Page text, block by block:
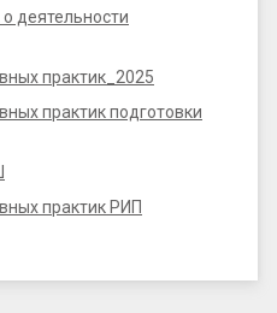
деятельности
практик_2025
практик подготовки
практик РИП